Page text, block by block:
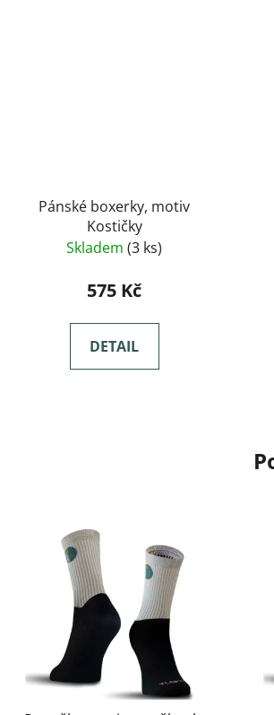
Pánské boxerky, motiv
Kostičky
Skladem(3 ks)
575 Kč
DETAIL